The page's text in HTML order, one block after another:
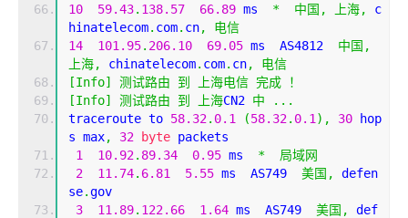
10
59.43. 138.57 66.89 ms * 中国, 上海,
c
hinatelecom. com. cn,
电信
14
101.95. 206.10 69.05 ms  AS4812 中国,
上海,
chinatelecom. com. cn,
电信
[Info] 测试路由 到 上海电信 完成
！
[Info] 测试路由 到 上海CN2 中
...
traceroute to 58.32. 0.1 (58.32. 0.1 ), 30 hop
s max, 32 byte packets
1
10.92. 89.34 0.95 ms *
局域网
2
11.74. 6.81 5.55 ms  AS749 美国,
defen
se.gov
3
11.89. 122.66 1.64 ms  AS749 美国,
def